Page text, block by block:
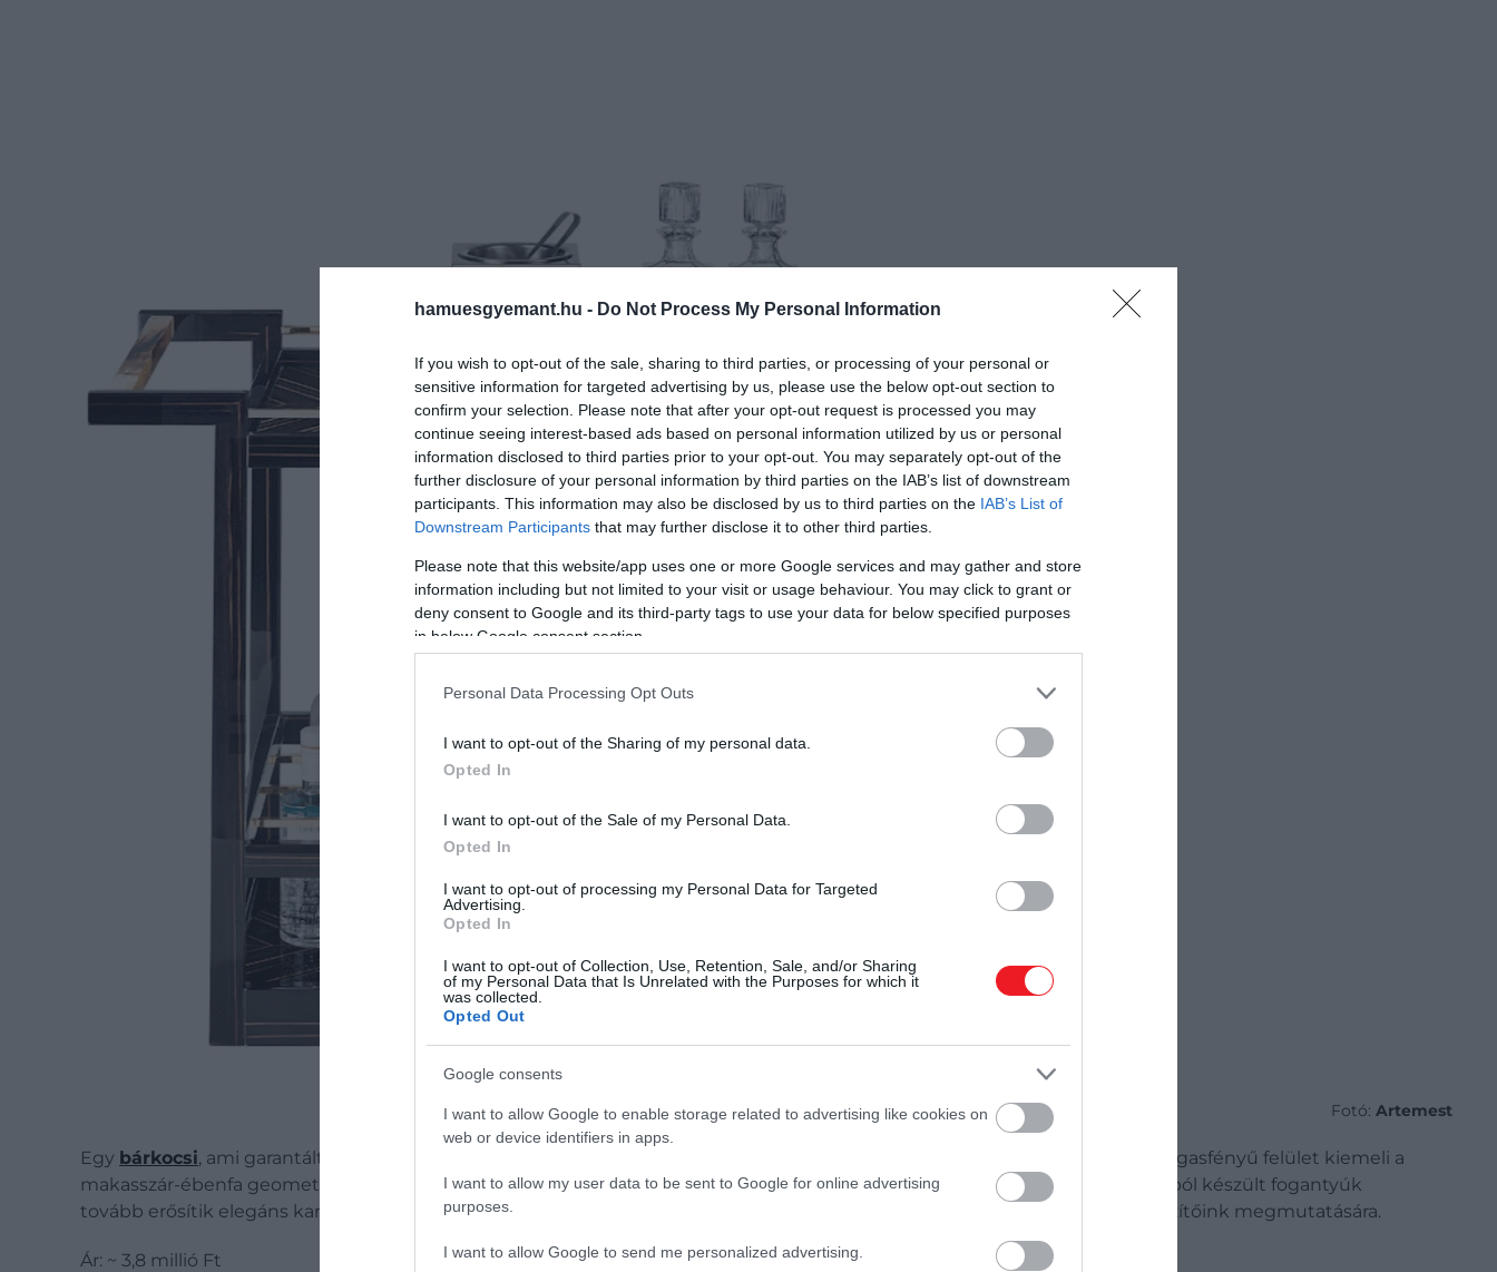
hamuesgyemant.hu - Do Not Process My Personal Information
If you wish to opt-out of the sale, sharing to third parties, or processing of your personal or
sensitive information for targeted advertising by us, please use the below opt-out section to
confirm your selection. Please note that after your opt-out request is processed you may
continue seeing interest-based ads based on personal information utilized by us or personal
information disclosed to third parties prior to your opt-out. You may separately opt-out of the
further disclosure of your personal information by third parties on the IAB’s list of downstream
participants. This information may also be disclosed by us to third parties on the IAB’s List of
Downstream Participants that may further disclose it to other third parties.
Please note that this website/app uses one or more Google services and may gather and store
information including but not limited to your visit or usage behaviour. You may click to grant or
deny consent to Google and its third-party tags to use your data for below specified purposes
in below Google consent section.
Personal Data Processing Opt Outs
I want to opt-out of the Sharing of my personal data.
Opted In
I want to opt-out of the Sale of my Personal Data.
Opted In
I want to opt-out of processing my Personal Data for Targeted
Advertising.
Opted In
I want to opt-out of Collection, Use, Retention, Sale, and/or Sharing
of my Personal Data that Is Unrelated with the Purposes for which it
was collected.
Opted Out
Google consents
I want to allow Google to enable storage related to advertising like cookies on
web or device identifiers in apps.
I want to allow my user data to be sent to Google for online advertising
purposes.
I want to allow Google to send me personalized advertising.
Fotó: Artemest
Egy bárkocsi, ami garantáltan megalapozza az est hangulatát – különösen akkor, ha a finom italok mellé halk jazz szól. A magasfényű felület kiemeli a
makasszár-ébenfa geometrikus erezetét, miközben a 24 karátos arannyal bevont sárgaréz részletek és a természetes szarvból készült fogantyúk
tovább erősítik elegáns karakterét. A három nyitott polc egyszerre alkalmas tárolásra és kedvenc üvegjeink vagy bárkiegészítőink megmutatására.
Ár: ~ 3,8 millió Ft